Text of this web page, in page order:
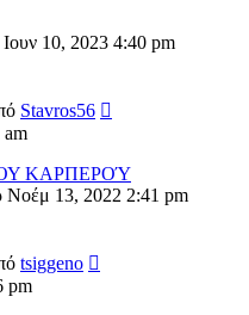
10, 2023 4:40 pm
Stavros56
ΚΑΡΠΕΡΟΎ
Νοέμ 13, 2022 2:41 pm
tsiggeno
pm